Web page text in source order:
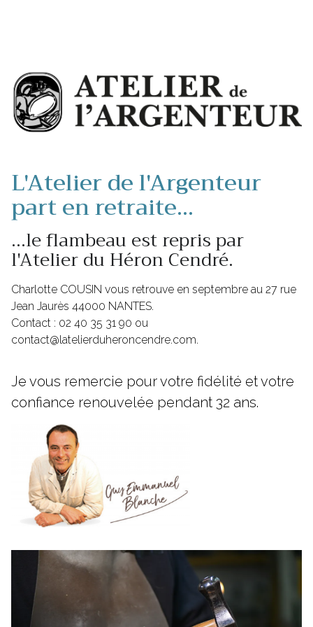
L'Atelier de l'Argenteur
part en retraite...
...le flambeau est repris par
l'Atelier du Héron Cendré.
Charlotte COUSIN vous retrouve en septembre au 27 rue
Jean Jaurès 44000 NANTES.
Contact : 02 40 35 31 90 ou
contact@latelierduheroncendre.com.
Je vous remercie pour votre fidélité et votre
confiance renouvelée pendant 32 ans.